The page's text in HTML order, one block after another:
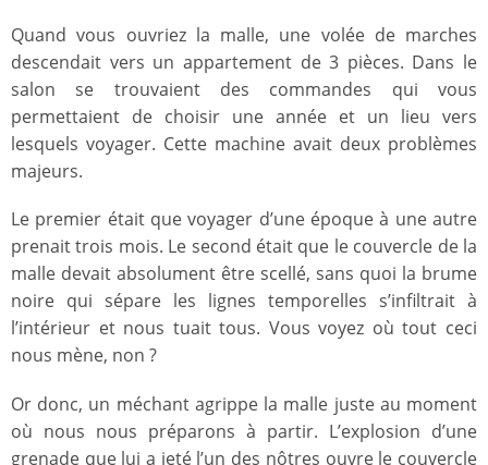
Quand vous ouvriez la malle, une volée de marches
descendait vers un appartement de 3 pièces. Dans le
salon se trouvaient des commandes qui vous
permettaient de choisir une année et un lieu vers
lesquels voyager. Cette machine avait deux problèmes
majeurs.
Le premier était que voyager d’une époque à une autre
prenait trois mois. Le second était que le couvercle de la
malle devait absolument être scellé, sans quoi la brume
noire qui sépare les lignes temporelles s’infiltrait à
l’intérieur et nous tuait tous. Vous voyez où tout ceci
nous mène, non ?
Or donc, un méchant agrippe la malle juste au moment
où nous nous préparons à partir. L’explosion d’une
grenade que lui a jeté l’un des nôtres ouvre le couvercle